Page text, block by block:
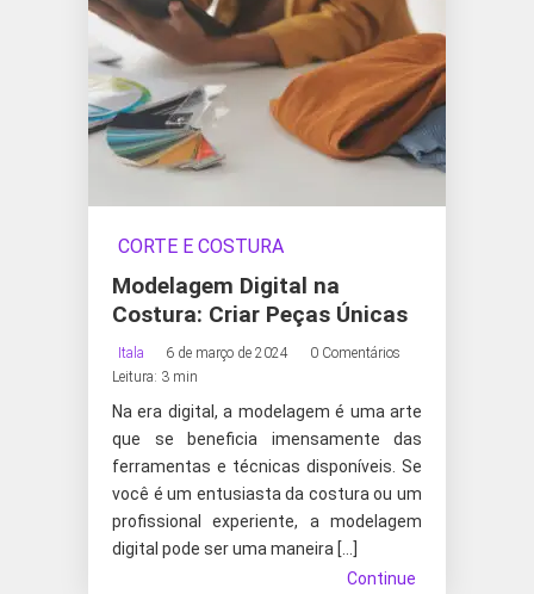
CORTE E COSTURA
Modelagem Digital na
Costura: Criar Peças Únicas
Itala 6 de março de 2024
0 Comentários
Leitura: 3 min
Na era digital, a modelagem é uma arte
que se beneficia imensamente das
ferramentas e técnicas disponíveis. Se
você é um entusiasta da costura ou um
profissional experiente, a modelagem
digital pode ser uma maneira […]
Continue